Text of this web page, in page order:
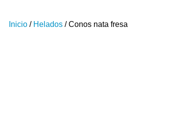
Inicio / Helados / Conos nata fresa